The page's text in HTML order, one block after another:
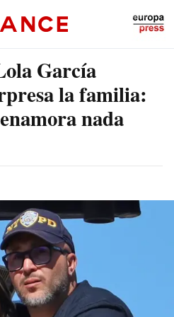
García
la familia:
nada